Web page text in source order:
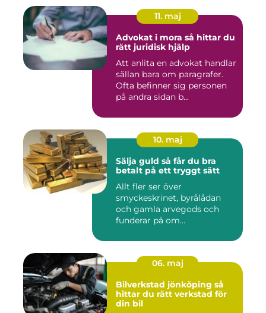
11. maj
Advokat i mora så hittar du
rätt juridisk hjälp
Att anlita en advokat handlar
sällan bara om paragrafer.
Ofta befinner sig personen
på andra sidan b...
10. maj
Sälja guld så får du bra
betalt på ett tryggt sätt
Allt fler ser över
smyckeskrinet, byrålådan
och gamla arvegods och
funderar på om
06. maj
Bilverkstad jönköping så
hittar du rätt verkstad för
din bil